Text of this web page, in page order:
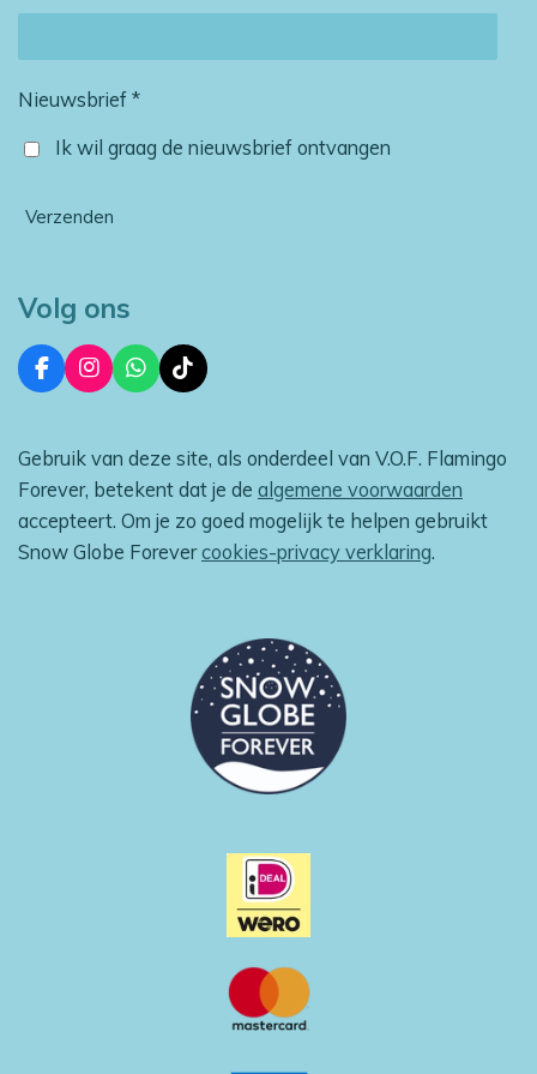
Nieuwsbrief *
Ik wil graag de nieuwsbrief ontvangen
Verzenden
Volg ons
F
a
b
o
k
I
n
a
g
r
a
m
W
h
s
A
p
T
i
o
k
Gebruik van deze site, als onderdeel van V.O.F. Flamingo
Forever, betekent dat je de algemene voorwaarden
accepteert. Om je zo goed mogelijk te helpen gebruikt
Snow Globe Forevercookies-privacy verklaring.